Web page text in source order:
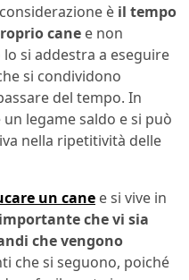
è il tempo
cane e non
si addestra a eseguire
si condividono
del tempo. In
legame saldo e si può
nella ripetitività delle
un cane e si vive in
che vi sia
che vengono
che si seguono, poiché